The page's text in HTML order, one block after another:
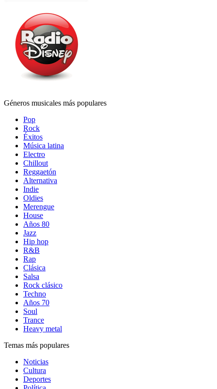
Géneros musicales más populares
Pop
Rock
Éxitos
Música latina
Electro
Chillout
Reggaetón
Alternativa
Indie
Oldies
Merengue
House
Años 80
Jazz
Hip hop
R&B
Rap
Clásica
Salsa
Rock clásico
Techno
Años 70
Soul
Trance
Heavy metal
Temas más populares
Noticias
Cultura
Deportes